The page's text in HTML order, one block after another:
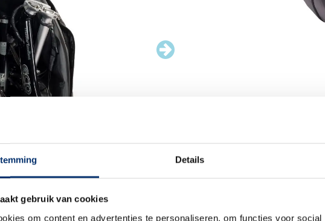
Details
gebruik van cookies
om content en advertenties te personaliseren, om functies voor
(16)